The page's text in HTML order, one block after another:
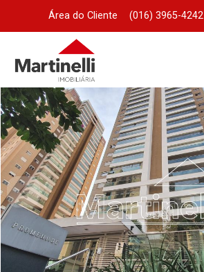
Área do Cliente (016) 3965-4242